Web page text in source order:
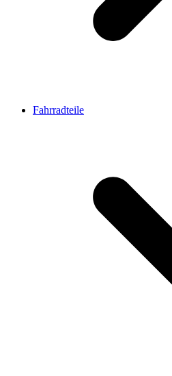
Fahrradteile